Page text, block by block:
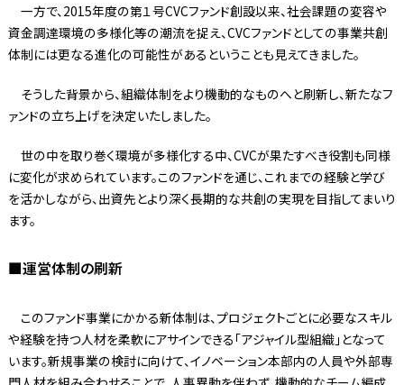
一方で、2015年度の第１号CVCファンド創設以来、社会課題の変容や
資金調達環境の多様化等の潮流を捉え、CVCファンドとしての事業共創
体制には更なる進化の可能性があるということも見えてきました。
そうした背景から、組織体制をより機動的なものへと刷新し、新たなフ
ァンドの立ち上げを決定いたしました。
世の中を取り巻く環境が多様化する中、CVCが果たすべき役割も同様
に変化が求められています。このファンドを通じ、これまでの経験と学び
を活かしながら、出資先とより深く長期的な共創の実現を目指してまいり
ます。
■運営体制の刷新
このファンド事業にかかる新体制は、プロジェクトごとに必要なスキル
や経験を持つ人材を柔軟にアサインできる「アジャイル型組織」となって
います。新規事業の検討に向けて、イノベーション本部内の人員や外部専